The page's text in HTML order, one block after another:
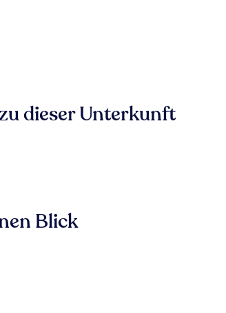
dieser Unterkunft
Blick